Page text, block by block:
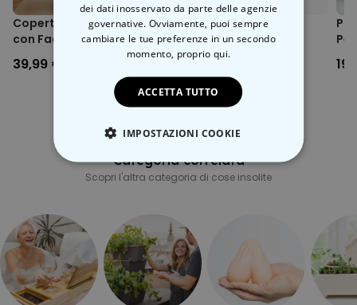
Copertina Personalizzata
con Faccia
39,99 €
Puzzle Personalizzato
con Foto
24,99 €
Categoria correlata
Scopri l'altra categoria di cose insolite
dei dati inosservato da parte delle agenzie
governative. Ovviamente, puoi sempre
cambiare le tue preferenze in un secondo
momento, proprio qui.
ACCETTA TUTTO
IMPOSTAZIONI COOKIE
STRETTAMENTE NECESSARIO
MARKETING
NON CLASSIFICATO